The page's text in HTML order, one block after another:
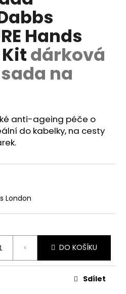
Hands
dárková
na
anti-ageing péče o
do kabelky, na cesty
London
DO KOŠÍKU
Sdílet